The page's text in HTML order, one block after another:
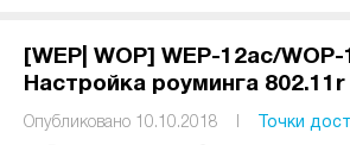
[WEP| WOP] WEP-12ac/WOP-
Настройка роуминга 802.11r
Опубликовано 10.10.2018
Точки